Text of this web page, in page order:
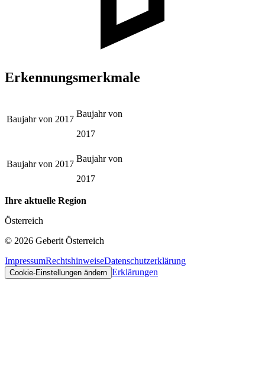
Erkennungsmerkmale
Baujahr von 2017
Baujahr von
2017
Baujahr von 2017
Baujahr von
2017
Ihre aktuelle Region
Österreich
© 2026 Geberit Österreich
ImpressumRechtshinweiseDatenschutzerklärung
Cookie-Einstellungen ändern Erklärungen